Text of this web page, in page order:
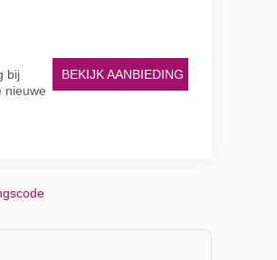
bij
nieuwe
BEKIJK AANBIEDING